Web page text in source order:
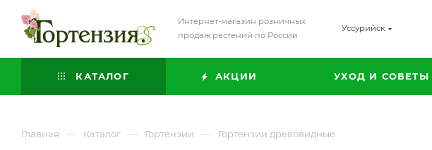
Интернет-магазин розничных
продаж растений по России
Уссурийск
КАТАЛОГ АКЦИИ УХОД И СОВЕТЫ
Главная — Каталог — Гортензии — Гортензии древовидные